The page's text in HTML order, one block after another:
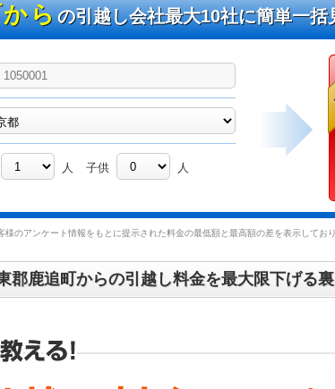
らの引越し会社最大10社に簡単一括
人 子供 人
のアンケート情報をもとに提示された料金の最低額と最高額の差を表示してお
郡鹿追町からの引越し料金を最大限下げる裏